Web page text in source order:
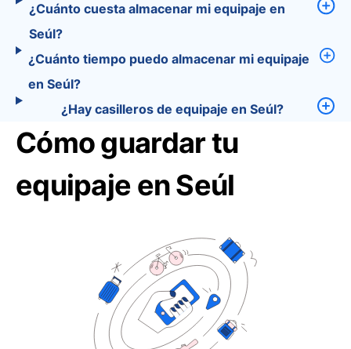
¿Cuánto cuesta almacenar mi equipaje en
Seúl?
¿Cuánto tiempo puedo almacenar mi equipaje
en Seúl?
¿Hay casilleros de equipaje en Seúl?
Cómo guardar tu
equipaje en Seúl